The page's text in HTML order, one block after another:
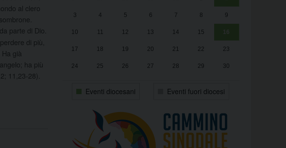
al clero
parte di Dio.
di più,
già
ha più
11,23-28).
3 4 5 6 7 8 9
10 11 12 13 14 15 16
17 18 19 20 21 22 23
24 25 26 27 28 29 30
Eventi diocesani Eventi fuori diocesi